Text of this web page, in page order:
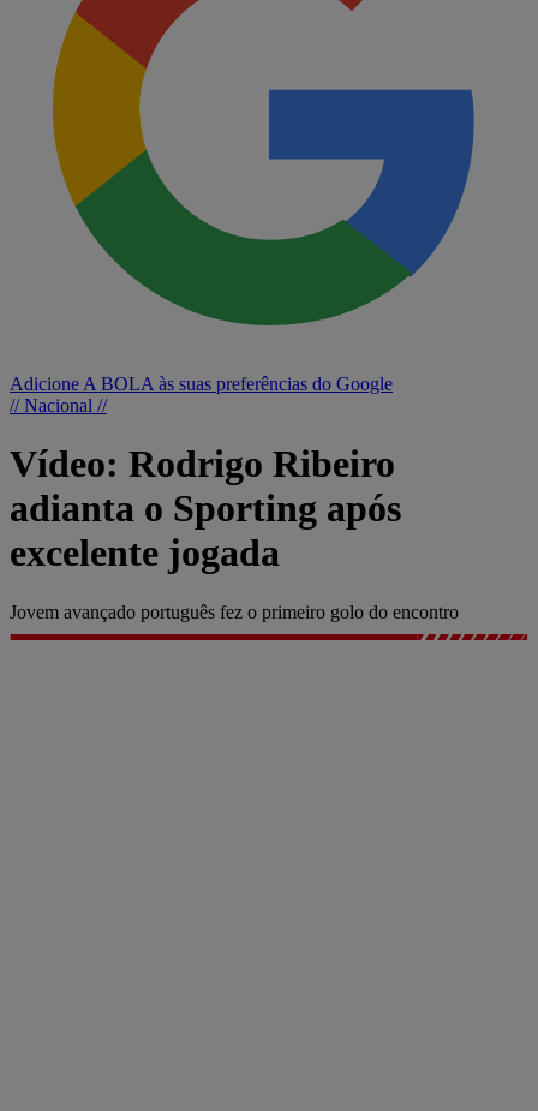
Adicione A BOLA às suas preferências do Google
// Nacional //
Vídeo: Rodrigo Ribeiro
adianta o Sporting após
excelente jogada
Jovem avançado português fez o primeiro golo do encontro